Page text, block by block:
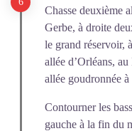
Chasse deuxième
Gerbe, à droite
le grand réservoir,
allée d’Orléans,
allée goudronnée
Contourner les
gauche à la fin du